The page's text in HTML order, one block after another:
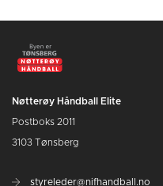
Nøtterøy Håndball Elite
Postboks 2011
3103 Tønsberg
styreleder@nifhandball.no